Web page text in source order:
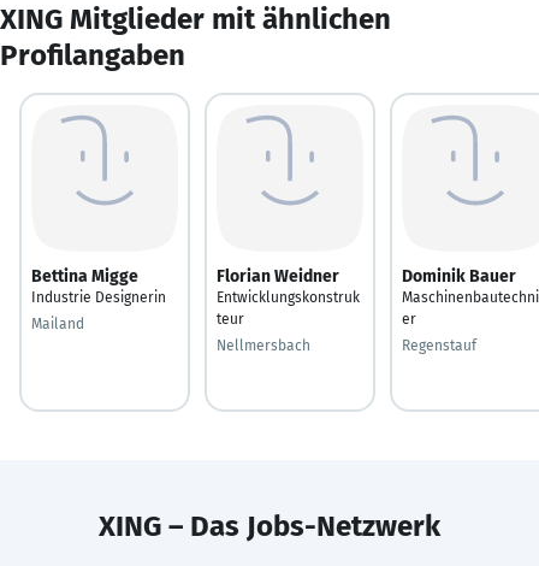
XING Mitglieder mit ähnlichen
Profilangaben
Bettina Migge
Industrie Designerin
Mailand
Florian Weidner
Entwicklungskonstruk
teur
Nellmersbach
Dominik Bauer
er
Regenstauf
XING – Das Jobs-Netzwerk